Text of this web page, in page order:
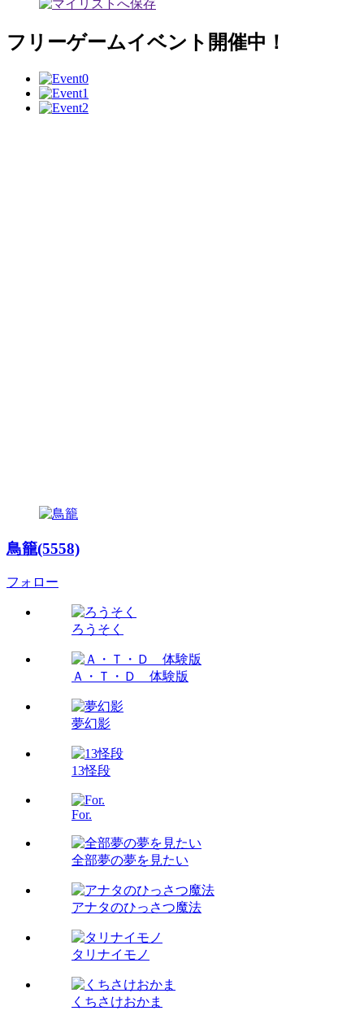
フリーゲームイベント開催中！
鳥籠(5558)
フォロー
ろうそく
Ａ・Ｔ・Ｄ 体験版
夢幻影
13怪段
For.
全部夢の夢を見たい
アナタのひっさつ魔法
タリナイモノ
くちさけおかま